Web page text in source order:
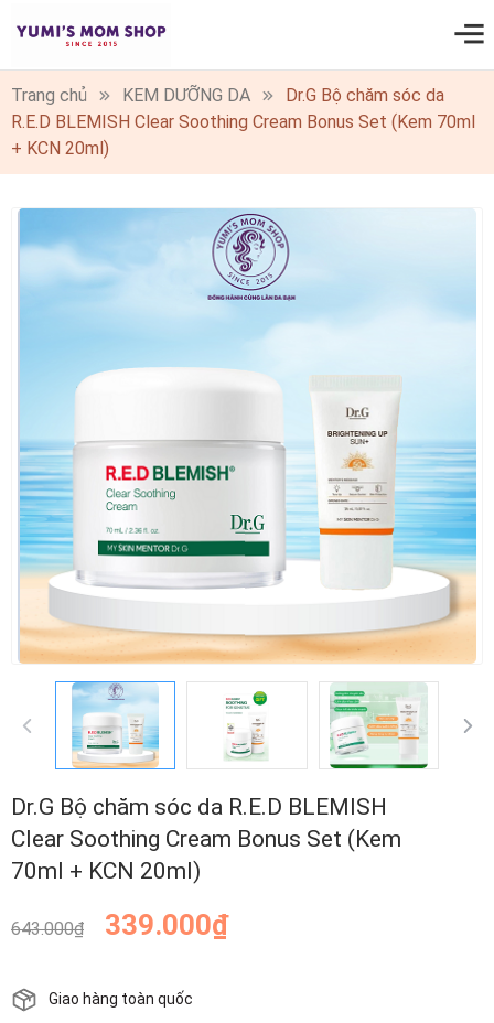
0
Trang chủ KEM DƯỠNG DA
Dr.G Bộ chăm sóc da
R.E.D BLEMISH Clear Soothing Cream Bonus Set (Kem 70ml
+ KCN 20ml)
Dr.G Bộ chăm sóc da R.E.D BLEMISH
Clear Soothing Cream Bonus Set (Kem
70ml + KCN 20ml)
643.000₫ 339.000₫
Giao hàng toàn quốc